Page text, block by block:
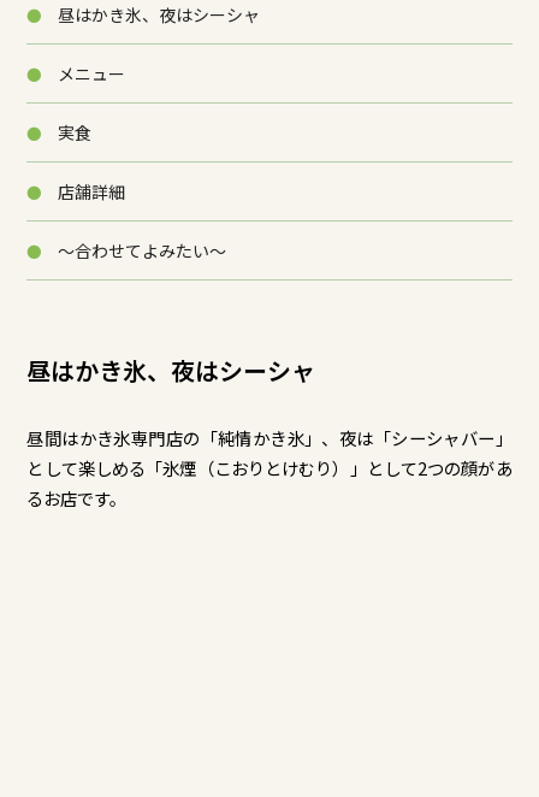
昼はかき氷、夜はシーシャ
メニュー
実食
店舗詳細
～合わせてよみたい～
昼はかき氷、夜はシーシャ
昼間はかき氷専門店の「純情かき氷」、夜は「シーシャバー」
として楽しめる「氷煙（こおりとけむり）」として2つの顔があ
るお店です。